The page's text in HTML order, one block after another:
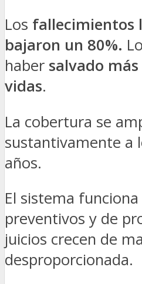
Los fallecimientos
bajaron un 80%.
haber salvado
vidas.
La cobertura se
sustantivamente a
años.
El sistema
preventivos y de
juicios crecen de
desproporcionada.